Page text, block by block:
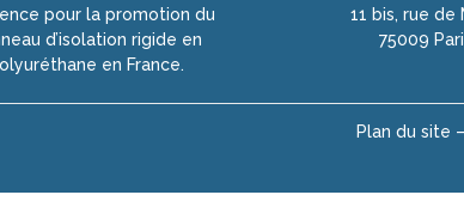
pour la promotion du
d’isolation rigide en
en France.
11 bis, rue de
75009
Plan du site